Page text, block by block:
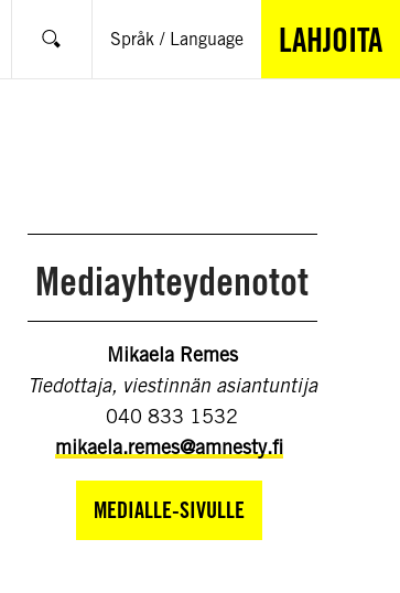
Hae Språk / Language LAHJOITA
Mediayhteydenotot
Mikaela Remes
Tiedottaja, viestinnän asiantuntija
040 833 1532
mikaela.remes@amnesty.fi
MEDIALLE-SIVULLE